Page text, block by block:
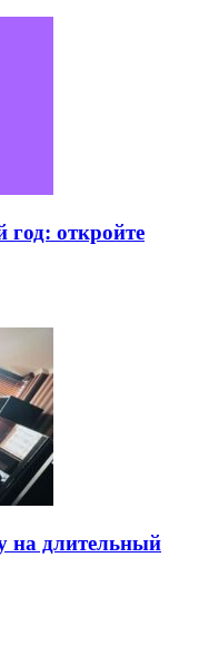
откройте
на длительный